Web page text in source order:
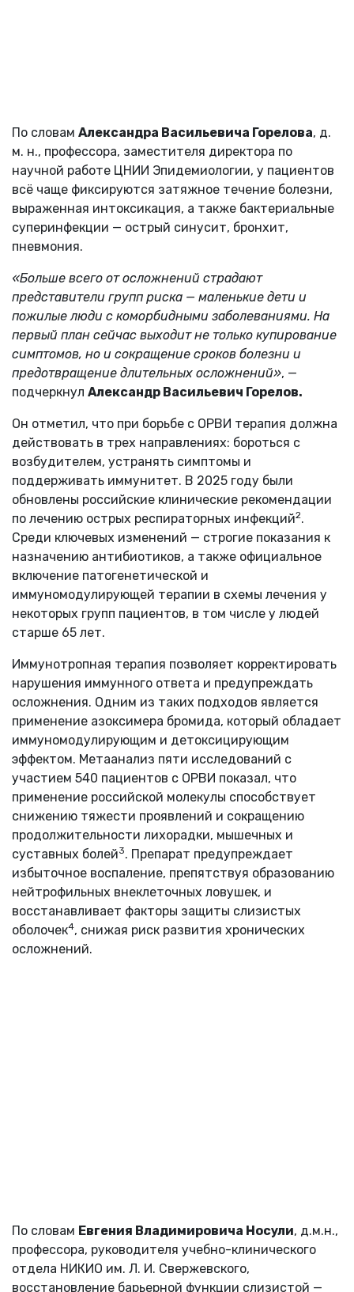
По словам Александра Васильевича Горелова, д.
м. н., профессора, заместителя директора по
научной работе ЦНИИ Эпидемиологии, у пациентов
всё чаще фиксируются затяжное течение болезни,
выраженная интоксикация, а также бактериальные
суперинфекции — острый синусит, бронхит,
пневмония.
«Больше всего от осложнений страдают
представители групп риска — маленькие дети и
пожилые люди с коморбидными заболеваниями. На
первый план сейчас выходит не только купирование
симптомов, но и сокращение сроков болезни и
предотвращение длительных осложнений», —
подчеркнул Александр Васильевич Горелов.
Он отметил, что при борьбе с ОРВИ терапия должна
действовать в трех направлениях: бороться с
возбудителем, устранять симптомы и
поддерживать иммунитет. В 2025 году были
обновлены российские клинические рекомендации
по лечению острых респираторных инфекций2.
Среди ключевых изменений — строгие показания к
назначению антибиотиков, а также официальное
включение патогенетической и
иммуномодулирующей терапии в схемы лечения у
некоторых групп пациентов, в том числе у людей
старше 65 лет.
Иммунотропная терапия позволяет корректировать
нарушения иммунного ответа и предупреждать
осложнения. Одним из таких подходов является
применение азоксимера бромида, который обладает
иммуномодулирующим и детоксицирующим
эффектом. Метаанализ пяти исследований с
участием 540 пациентов с ОРВИ показал, что
применение российской молекулы способствует
снижению тяжести проявлений и сокращению
продолжительности лихорадки, мышечных и
суставных болей3. Препарат предупреждает
избыточное воспаление, препятствуя образованию
нейтрофильных внеклеточных ловушек, и
восстанавливает факторы защиты слизистых
оболочек4, снижая риск развития хронических
осложнений.
По словам Евгения Владимировича Носули, д.м.н.,
профессора, руководителя учебно-клинического
отдела НИКИО им. Л. И. Свержевского,
восстановление барьерной функции слизистой —